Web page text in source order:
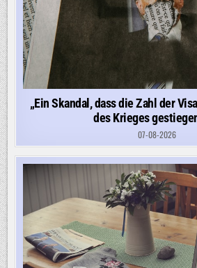
„Ein Skandal, dass die Zahl der
des Krieges
07-08-2026